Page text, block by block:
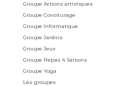
Groupe Actions artistiques
Groupe Covoiturage
Groupe Informatique
Groupe Jardins
Groupe Jeux
Groupe Repas 4 Saisons
Groupe Yoga
Les groupes